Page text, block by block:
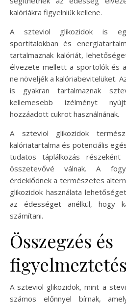
kalóriákra figyelniük kellene.
A szteviol glikozidok is
sportitalokban és
tartalmaznak kalóriát,
élvezete mellett a sportolók és
ne növeljék a kalóriabevitelüket.
is gyakran tartalmaznak
kellemesebb ízélményt
hozzáadott cukrot használnának.
A szteviol glikozidok
kalóriatartalma és potenciális
tudatos táplálkozás
összetevővé válnak. A
érdeklődnek a természetes
glikozidok használata
az édességet anélkül, hogy
számítani.
Összegzés és
figyelmeztetés
A szteviol glikozidok, mint a
számos előnnyel bírnak,